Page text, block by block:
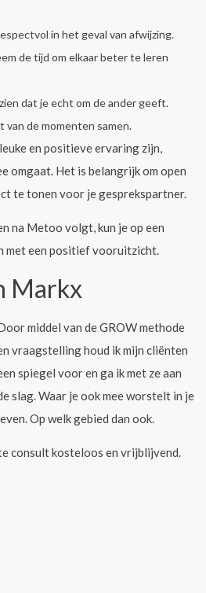
in het geval van afwijzing.
de tijd om elkaar beter te leren
dat je echt om de ander geeft.
van de momenten samen.
en positieve ervaring zijn,
omgaat. Het is belangrijk om open
te tonen voor je gesprekspartner.
na Metoo volgt, kun je op een
met een positief vooruitzicht.
Markx
middel van de GROW methode
vraagstelling houd ik mijn cliënten
spiegel voor en ga ik met ze aan
slag. Waar je ook mee worstelt in je
Op welk gebied dan ook.
consult kosteloos en vrijblijvend.